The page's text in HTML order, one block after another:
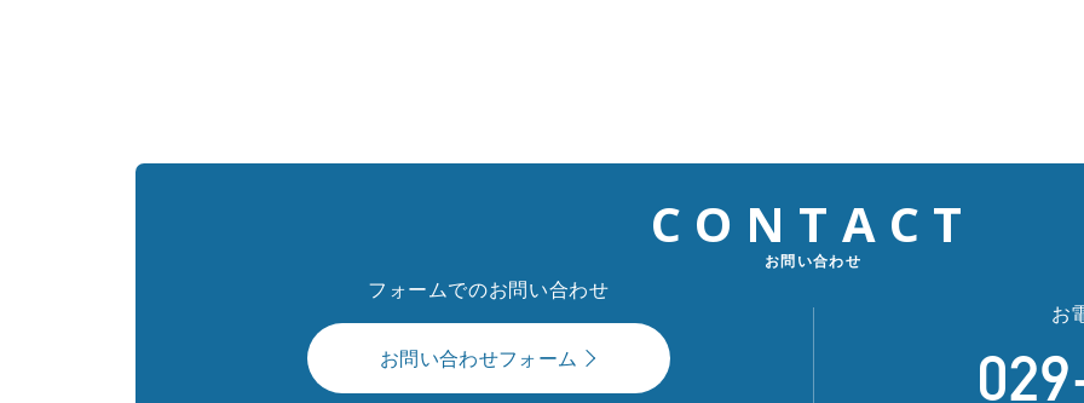
CONTACT
お問い合わせ
フォームでのお問い合わせ
お問い合わせフォーム
お